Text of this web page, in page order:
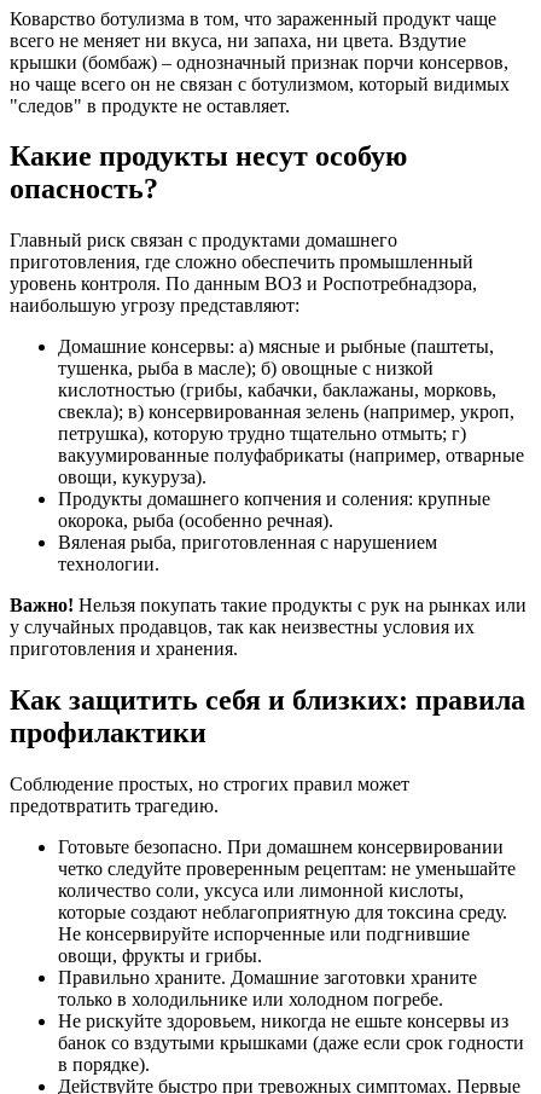
Коварство ботулизма в том, что зараженный продукт чаще
всего не меняет ни вкуса, ни запаха, ни цвета. Вздутие
крышки (бомбаж) – однозначный признак порчи консервов,
но чаще всего он не связан с ботулизмом, который видимых
"следов" в продукте не оставляет.
Какие продукты несут особую
опасность?
Главный риск связан с продуктами домашнего
приготовления, где сложно обеспечить промышленный
уровень контроля. По данным ВОЗ и Роспотребнадзора,
наибольшую угрозу представляют:
Домашние консервы: а) мясные и рыбные (паштеты,
тушенка, рыба в масле); б) овощные с низкой
кислотностью (грибы, кабачки, баклажаны, морковь,
свекла); в) консервированная зелень (например, укроп,
петрушка), которую трудно тщательно отмыть; г)
вакуумированные полуфабрикаты (например, отварные
овощи, кукуруза).
Продукты домашнего копчения и соления: крупные
окорока, рыба (особенно речная).
Вяленая рыба, приготовленная с нарушением
технологии.
Важно! Нельзя покупать такие продукты с рук на рынках или
у случайных продавцов, так как неизвестны условия их
приготовления и хранения.
Как защитить себя и близких: правила
профилактики
Соблюдение простых, но строгих правил может
предотвратить трагедию.
Готовьте безопасно. При домашнем консервировании
четко следуйте проверенным рецептам: не уменьшайте
количество соли, уксуса или лимонной кислоты,
которые создают неблагоприятную для токсина среду.
Не консервируйте испорченные или подгнившие
овощи, фрукты и грибы.
Правильно храните. Домашние заготовки храните
только в холодильнике или холодном погребе.
Не рискуйте здоровьем, никогда не ешьте консервы из
банок со вздутыми крышками (даже если срок годности
в порядке).
Действуйте быстро при тревожных симптомах. Первые